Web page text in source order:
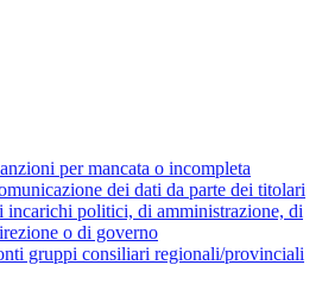
per mancata o incompleta
dei dati da parte dei titolari
incarichi politici, di amministrazione, di
o di governo
gruppi consiliari regionali/provinciali